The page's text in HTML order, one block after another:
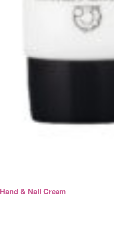
& Nail Cream